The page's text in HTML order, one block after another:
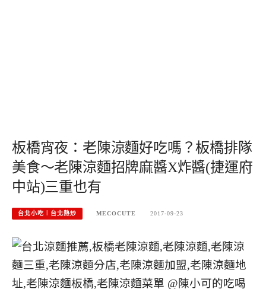
板橋宵夜：老陳涼麵好吃嗎？板橋排隊
美食～老陳涼麵招牌麻醬X炸醬(捷運府
中站)三重也有
台北小吃︱台北熱炒 MECOCUTE 2017-09-23